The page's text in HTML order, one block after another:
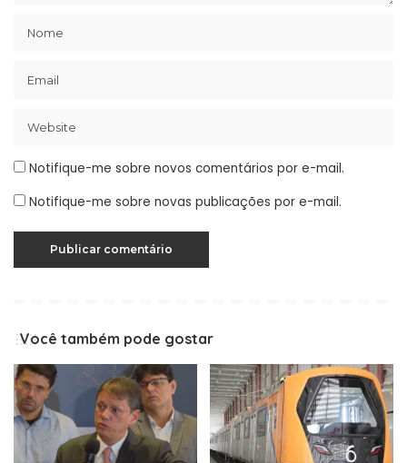
Notifique-me sobre novos comentários por e-mail.
Notifique-me sobre novas publicações por e-mail.
Você também pode gostar